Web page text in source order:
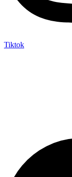
Tiktok